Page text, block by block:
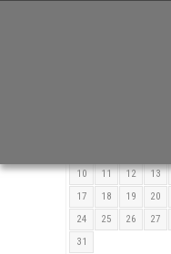
10
11 12 13
17
18 19 20
24
25 26 27
31